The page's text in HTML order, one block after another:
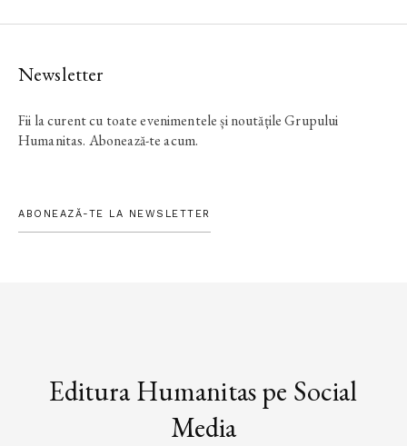
Newsletter
Fii la curent cu toate evenimentele și noutățile Grupului
Humanitas. Abonează-te acum.
ABONEAZĂ-TE LA NEWSLETTER
Editura Humanitas pe Social
Media